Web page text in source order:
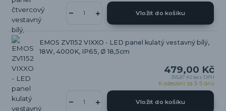
Vložit do košíku
EMOS ZV1152 VIXXO - LED panel kulatý vestavný bílý,
18W, 4000K, IP65, Ø 18,5cm
479,00 Kč
395,87 Kč bez DPH
K odeslání za 3-5 dnů
Vložit do košíku